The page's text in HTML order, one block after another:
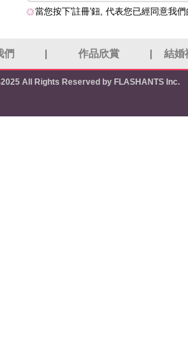
當您按下'註冊'鈕, 代表您已經同意我
們 作品欣賞 結婚
All Rights Reserved by FLASHANTS Inc.